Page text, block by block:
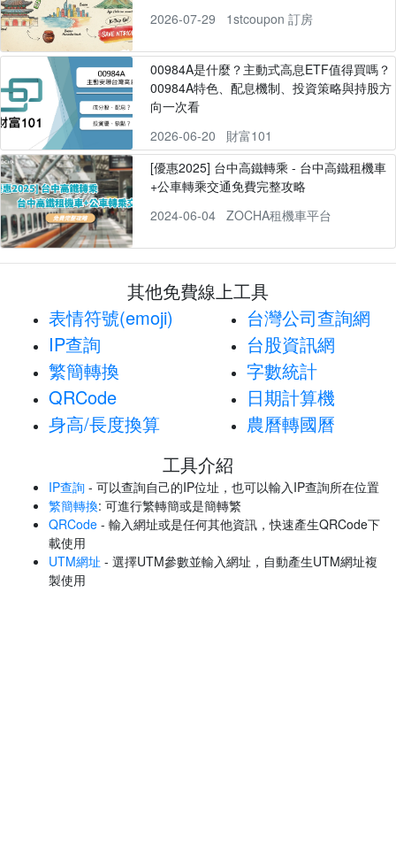
2026-07-29
1stcoupon 訂房
00984A是什麼？主動式高息ETF值得買嗎？
00984A特色、配息機制、投資策略與持股方
向一次看
2026-06-20
財富101
[優惠2025] 台中高鐵轉乘 - 台中高鐵租機車
+公車轉乘交通免費完整攻略
2024-06-04
ZOCHA租機車平台
其他免費線上工具
表情符號(emoji)
IP查詢
繁簡轉換
QRCode
身高/長度換算
台灣公司查詢網
台股資訊網
字數統計
日期計算機
農曆轉國曆
工具介紹
IP查詢 - 可以查詢自己的IP位址，也可以輸入IP查詢所在位置
繁簡轉換: 可進行繁轉簡或是簡轉繁
QRCode - 輸入網址或是任何其他資訊，快速產生QRCode下
載使用
UTM網址 - 選擇UTM參數並輸入網址，自動產生UTM網址複
製使用